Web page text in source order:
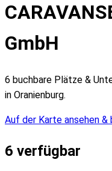
GmbH
6 buchbare Plätze &
in Oranienburg.
Auf der Karte ansehen &
6 verfügbar